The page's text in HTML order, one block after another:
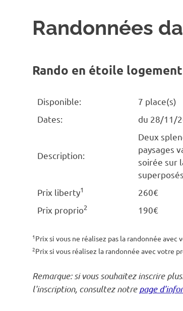
Randonnées
Rando en étoile
Disponible:
7 place(s)
Dates:
du 28/11/
Description:
Deux
paysages
soirée sur
Prix liberty1
260€
Prix proprio2 190€
1 Prix si vous ne réalisez pas la randonnée avec
2Prix si vous réalisez la randonnée avec votre
Remarque: si vous souhaitez inscrire
l'inscription, consultez notrepage